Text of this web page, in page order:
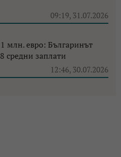
09:19, 31.07.2026
млн. евро: Българинът
средни заплати
12:46, 30.07.2026